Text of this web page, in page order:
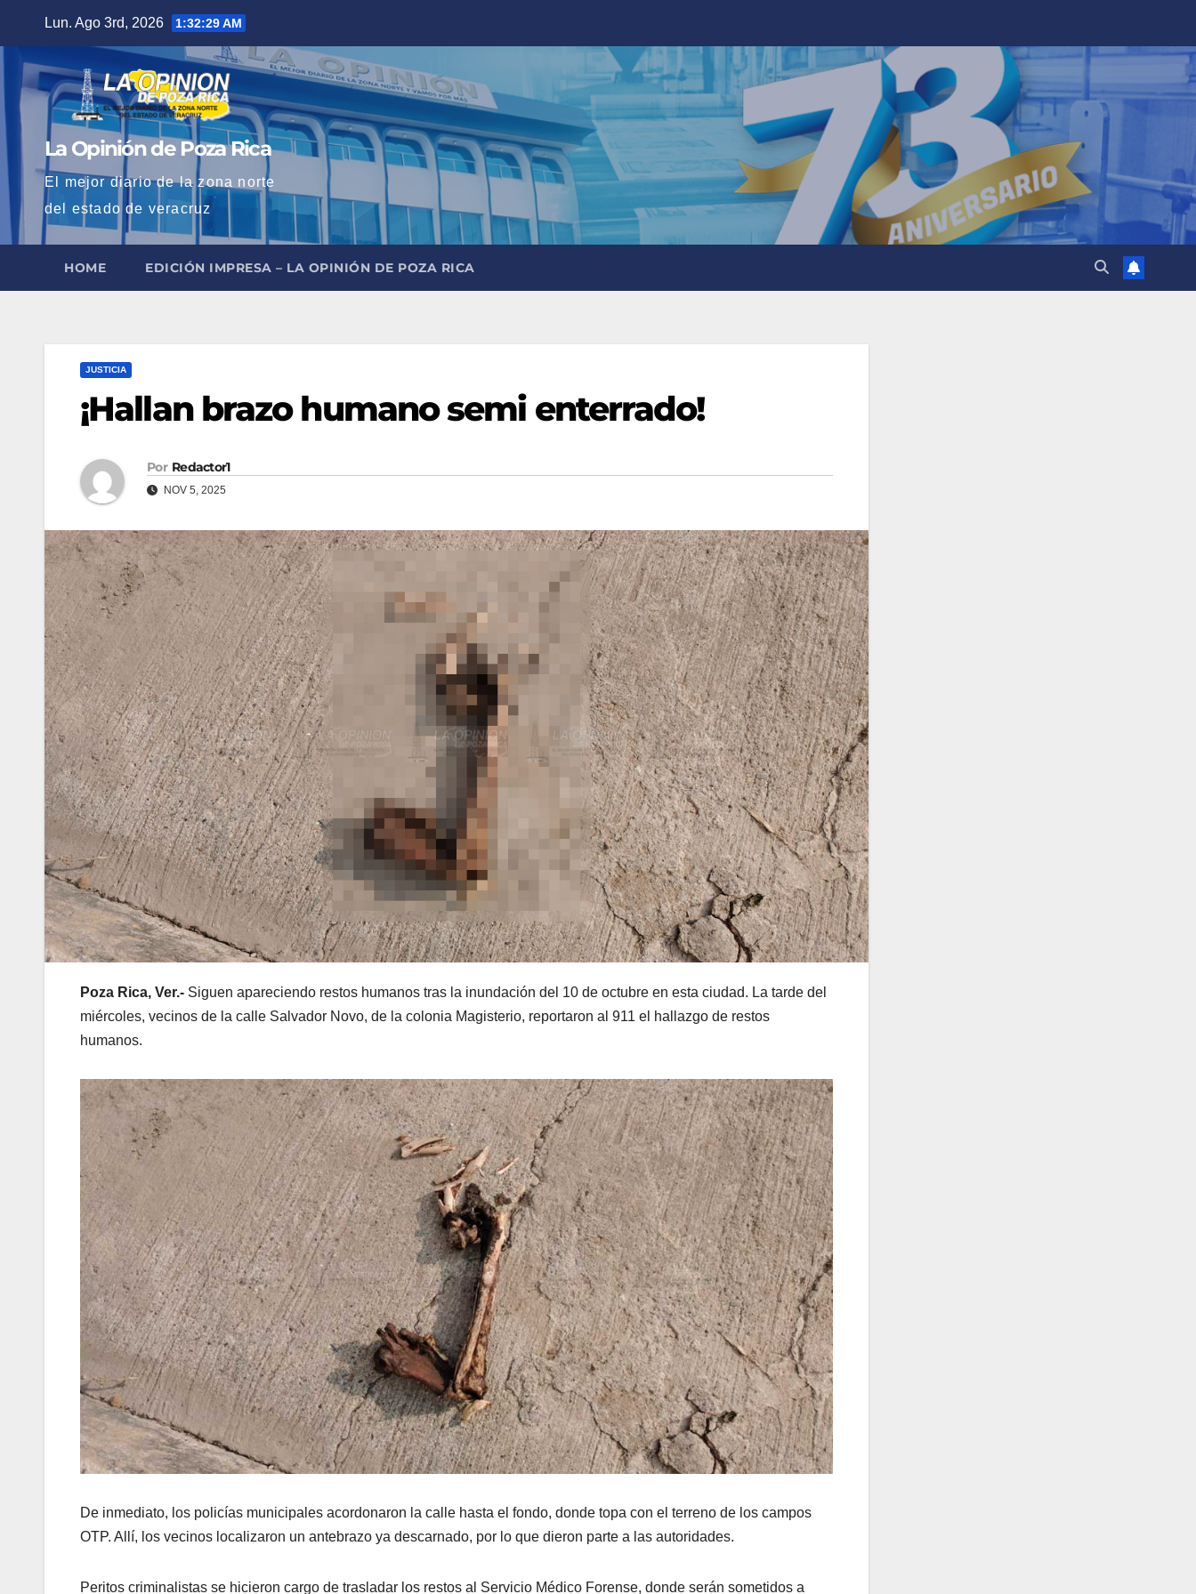
contenido
Lun. Ago 3rd, 2026 1:32:30 AM
La Opinión de Poza Rica
El mejor diario de la zona norte
del estado de veracruz
HOME EDICIÓN IMPRESA – LA OPINIÓN DE POZA RICA
JUSTICIA
¡Hallan brazo humano semi enterrado!
Por Redactor1
NOV 5, 2025
Poza Rica, Ver.- Siguen apareciendo restos humanos tras la inundación del 10 de octubre en esta ciudad. La tarde del
miércoles, vecinos de la calle Salvador Novo, de la colonia Magisterio, reportaron al 911 el hallazgo de restos
humanos.
De inmediato, los policías municipales acordonaron la calle hasta el fondo, donde topa con el terreno de los campos
OTP. Allí, los vecinos localizaron un antebrazo ya descarnado, por lo que dieron parte a las autoridades.
Peritos criminalistas se hicieron cargo de trasladar los restos al Servicio Médico Forense, donde serán sometidos a